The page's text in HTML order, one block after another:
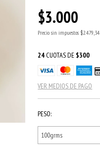
$3.000
Precio sin impuestos $2.479,34
24 CUOTAS DE $300
VER MEDIOS DE PAGO
PESO: